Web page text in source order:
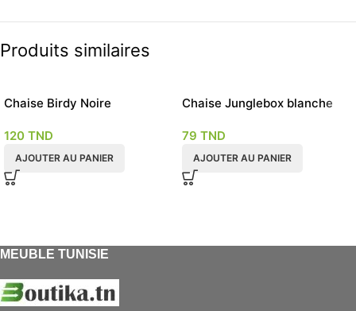
Produits similaires
Chaise Birdy Noire
120 TND
AJOUTER AU PANIER
Chaise Junglebox blanche
79 TND
AJOUTER AU PANIER
MEUBLE TUNISIE